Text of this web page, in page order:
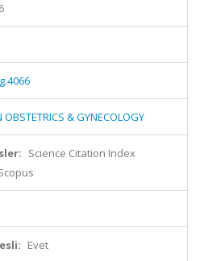
6
& GYNECOLOGY
Science Citation Index
Evet